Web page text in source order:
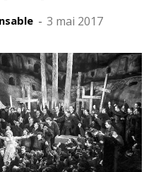
- 3 mai 2017